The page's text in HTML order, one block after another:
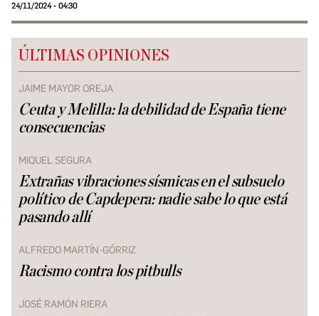
24/11/2024 - 04:30
ÚLTIMAS OPINIONES
JAIME MAYOR OREJA
Ceuta y Melilla: la debilidad de España tiene
consecuencias
MIQUEL SEGURA
Extrañas vibraciones sísmicas en el subsuelo
político de Capdepera: nadie sabe lo que está
pasando allí
ALFREDO MARTÍN-GÓRRIZ
Racismo contra los pitbulls
JOSÉ RAMÓN RIERA